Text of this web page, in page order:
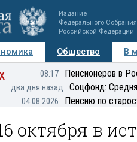
Издание
Федерального Собрания
Российской Федерации
Общество В
Мнения Регионы
08:17 Пенсионеров в
два дня назад Соцфонд:
04.08.2026 Пенсию по
октября в